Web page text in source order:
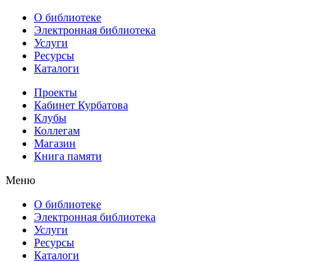
О библиотеке
Электронная библиотека
Услуги
Ресурсы
Каталоги
Проекты
Кабинет Курбатова
Клубы
Коллегам
Магазин
Книга памяти
Меню
О библиотеке
Электронная библиотека
Услуги
Ресурсы
Каталоги